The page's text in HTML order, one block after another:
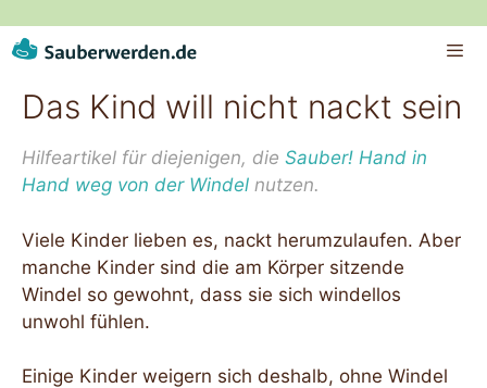
Inhalt
springen
Das Kind will nicht nackt sein
Hilfeartikel für diejenigen, die Sauber! Hand in
Hand weg von der Windel nutzen.
Viele Kinder lieben es, nackt herumzulaufen. Aber
manche Kinder sind die am Körper sitzende
Windel so gewohnt, dass sie sich windellos
unwohl fühlen.
Einige Kinder weigern sich deshalb, ohne Windel